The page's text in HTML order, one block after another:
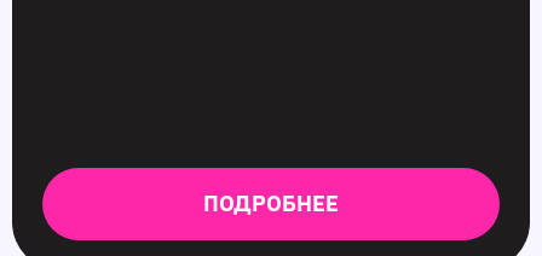
ПОДРОБНЕЕ